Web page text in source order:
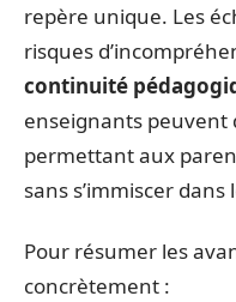
repère unique. Les
risques
continuité
enseignants peuvent
permettant aux
sans s’immiscer
Pour résumer les
concrètement :